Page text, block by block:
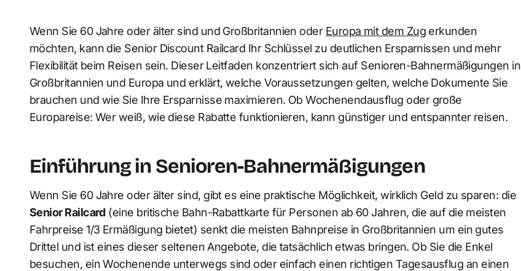
Wenn Sie 60 Jahre oder älter sind und Großbritannien oder Europa mit dem Zugerkunden
möchten, kann die Senior Discount Railcard Ihr Schlüssel zu deutlichen Ersparnissen und mehr
Flexibilität beim Reisen sein. Dieser Leitfaden konzentriert sich auf Senioren-Bahnermäßigungen in
Großbritannien und Europa und erklärt, welche Voraussetzungen gelten, welche Dokumente Sie
brauchen und wie Sie Ihre Ersparnisse maximieren. Ob Wochenendausflug oder große
Europareise: Wer weiß, wie diese Rabatte funktionieren, kann günstiger und entspannter reisen.
Einführung in Senioren-Bahnermäßigungen
Wenn Sie 60 Jahre oder älter sind, gibt es eine praktische Möglichkeit, wirklich Geld zu sparen: die
Senior Railcard(eine britische Bahn-Rabattkarte für Personen ab 60 Jahren, die auf die meisten
Fahrpreise 1/3 Ermäßigung bietet) senkt die meisten Bahnpreise in Großbritannien um ein gutes
Drittel und ist eines dieser seltenen Angebote, die tatsächlich etwas bringen. Ob Sie die Enkel
besuchen, ein Wochenende unterwegs sind oder einfach einen richtigen Tagesausflug an einen